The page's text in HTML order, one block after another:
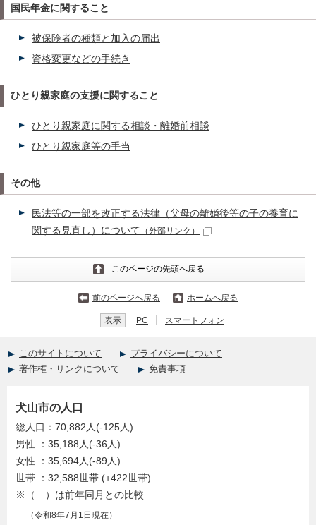
国民年金に関すること
被保険者の種類と加入の届出
資格変更などの手続き
ひとり親家庭の支援に関すること
ひとり親家庭に関する相談・離婚前相談
ひとり親家庭等の手当
その他
民法等の一部を改正する法律（父母の離婚後等の子の養育に
関する見直し）について （外部リンク）
このページの先頭へ戻る
前のページへ戻る ホームへ戻る
表示 PC スマートフォン
このサイトについて
プライバシーについて
著作権・リンクについて
免責事項
犬山市の人口
総人口：70,882人(-125人)
男性 ：35,188人(-36人)
女性 ：35,694人(-89人)
世帯 ：32,588世帯 (+422世帯)
※（ ）は前年同月との比較
（令和8年7月1日現在）